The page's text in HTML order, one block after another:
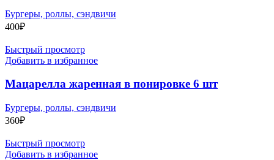
Бургеры, роллы, сэндвичи
400₽
Быстрый просмотр
Добавить в избранное
Мацарелла жаренная в понировке 6 шт
Бургеры, роллы, сэндвичи
360₽
Быстрый просмотр
Добавить в избранное